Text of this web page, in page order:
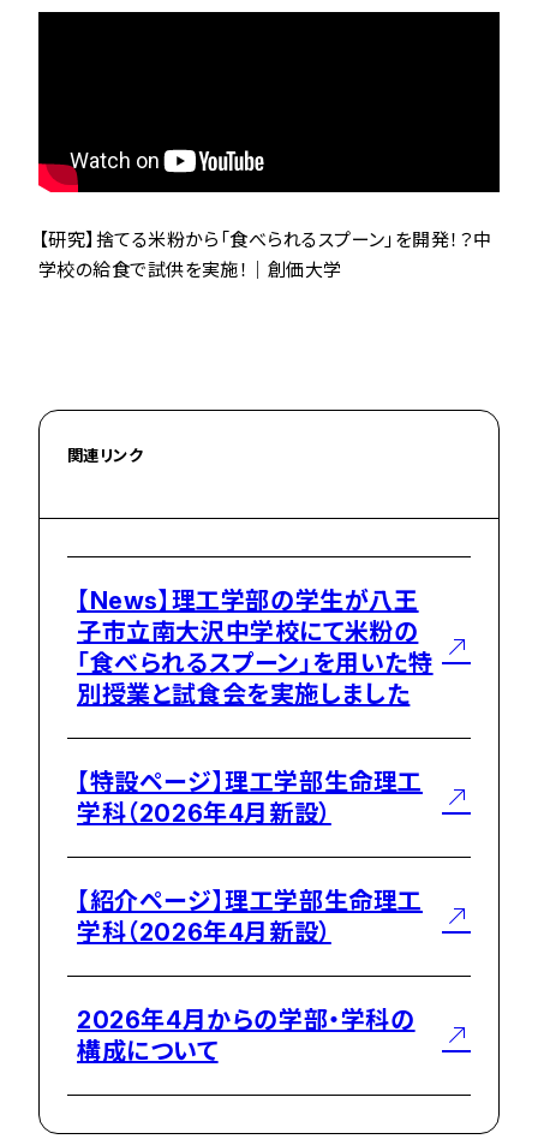
【研究】捨てる米粉から「食べられるスプーン」を開発！？中
学校の給食で試供を実施！｜創価大学
関連リンク
【News】理工学部の学生が八王
子市立南大沢中学校にて米粉の
「食べられるスプーン」を用いた特
別授業と試食会を実施しました
【特設ページ】理工学部生命理工
学科（2026年4月新設）
【紹介ページ】理工学部生命理工
学科（2026年4月新設）
2026年4月からの学部・学科の
構成について